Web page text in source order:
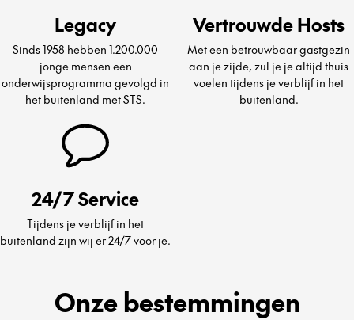
Legacy
Sinds 1958 hebben 1.200.000
jonge mensen een
onderwijsprogramma gevolgd in
het buitenland met STS.
Vertrouwde Hosts
Met een betrouwbaar gastgezin
aan je zijde, zul je je altijd thuis
voelen tijdens je verblijf in het
buitenland.
24/7 Service
Tijdens je verblijf in het
buitenland zijn wij er 24/7 voor je.
Onze bestemmingen